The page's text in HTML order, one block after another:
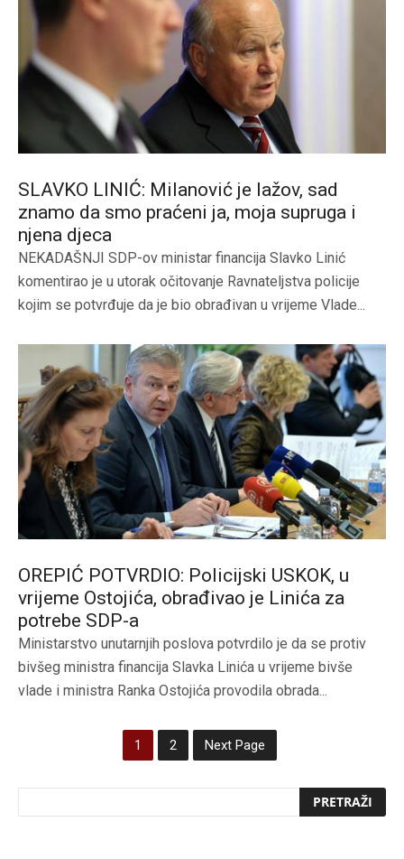
SLAVKO LINIĆ: Milanović je lažov, sad
znamo da smo praćeni ja, moja supruga i
njena djeca
NEKADAŠNJI SDP-ov ministar financija Slavko Linić
komentirao je u utorak očitovanje Ravnateljstva policije
kojim se potvrđuje da je bio obrađivan u vrijeme Vlade...
OREPIĆ POTVRDIO: Policijski USKOK, u
vrijeme Ostojića, obrađivao je Linića za
potrebe SDP-a
Ministarstvo unutarnjih poslova potvrdilo je da se protiv
bivšeg ministra financija Slavka Linića u vrijeme bivše
vlade i ministra Ranka Ostojića provodila obrada...
1 2 Next Page